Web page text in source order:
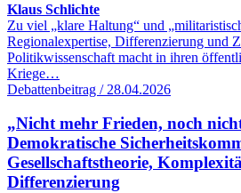
Klaus Schlichte
Zu viel „klare Haltung“ und
Regionalexpertise, Differenzierung und
Politikwissenschaft macht in ihren
Kriege…
Debattenbeitrag / 28.04.2026
„Nicht mehr Frieden, noch
Demokratische
Gesellschaftstheorie,
Differenzierung